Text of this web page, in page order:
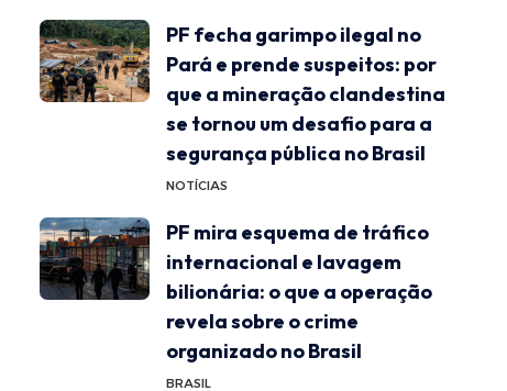
PF fecha garimpo ilegal no
Pará e prende suspeitos: por
que a mineração clandestina
se tornou um desafio para a
segurança pública no Brasil
NOTÍCIAS
PF mira esquema de tráfico
internacional e lavagem
bilionária: o que a operação
revela sobre o crime
organizado no Brasil
BRASIL